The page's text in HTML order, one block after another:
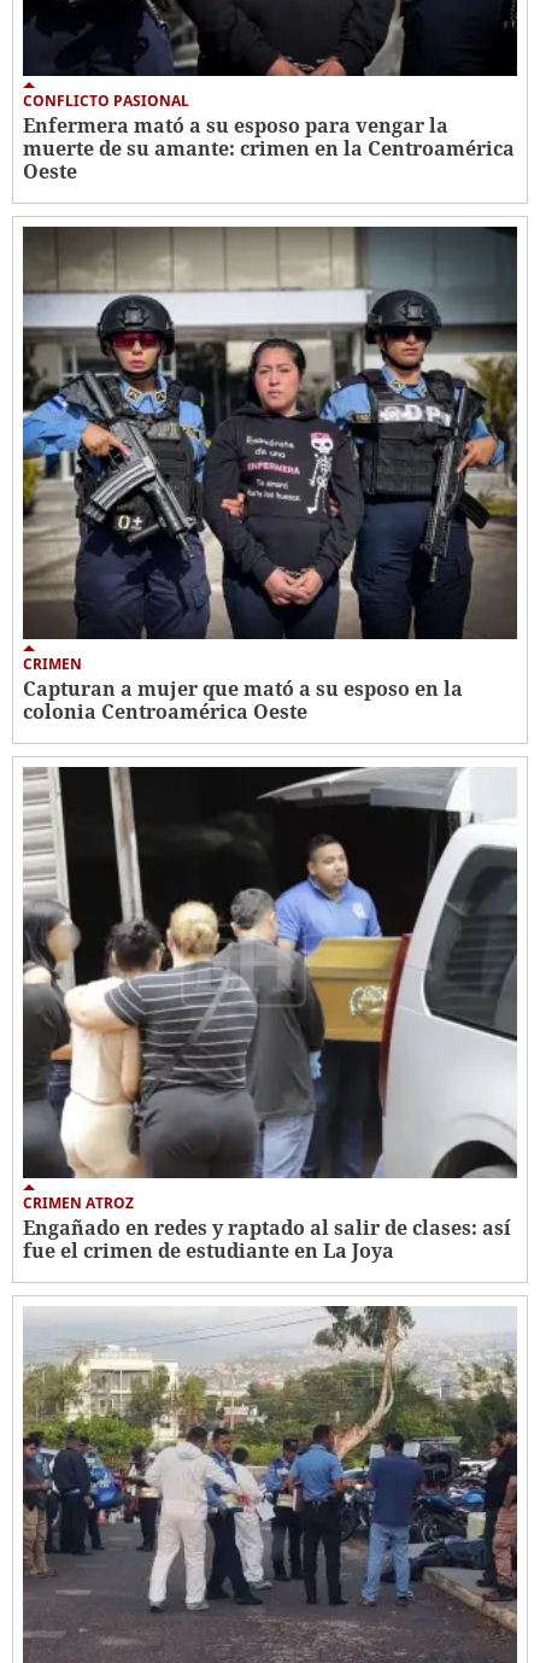
CONFLICTO PASIONAL
Enfermera mató a su esposo para vengar la
muerte de su amante: crimen en la Centroamérica
Oeste
CRIMEN
Capturan a mujer que mató a su esposo en la
colonia Centroamérica Oeste
CRIMEN ATROZ
Engañado en redes y raptado al salir de clases: así
fue el crimen de estudiante en La Joya